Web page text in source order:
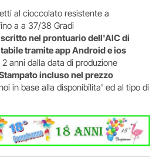
al cioccolato resistente a
a a 37/38 Gradi
nel prontuario dell'AIC di
tramite app Android e ios
anni dalla data di produzione
incluso nel prezzo
in base alla disponibilita' ed al tipo di